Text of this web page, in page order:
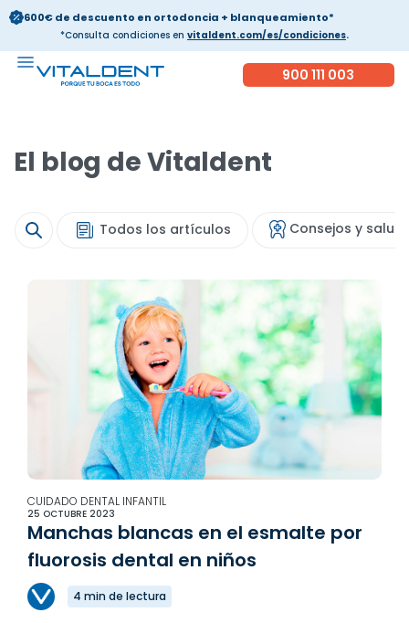
600€ de descuento en ortodoncia + blanqueamiento*
*Consulta condiciones en vitaldent.com/es/condiciones.
900 111 003
El blog de Vitaldent
Todos los artículos Consejos y
CUIDADO DENTAL INFANTIL
25 OCTUBRE 2023
Manchas blancas en el esmalte por
fluorosis dental en niños
4 min de lectura